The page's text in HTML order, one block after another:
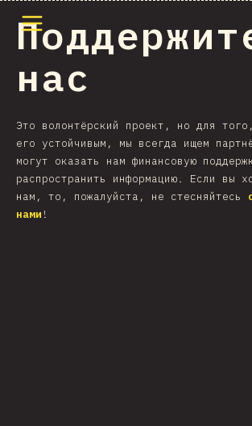
Открыть меню
нас
Это волонтёрский проект, но для
его устойчивым, мы всегда ищем
могут оказать нам финансовую
распространить информацию. Если вы
нам, то, пожалуйста, не стесняйтесь
нами !